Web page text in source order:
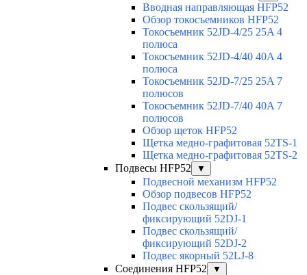
Вводная направляющая HFP52
Обзор токосъемников HFP52
Токосъемник 52JD-4/25 25A 4
полюса
Токосъемник 52JD-4/40 40A 4
полюса
Токосъемник 52JD-7/25 25A 7
полюсов
Токосъемник 52JD-7/40 40A 7
полюсов
Обзор щеток HFP52
Щетка медно-графитовая 52TS-1
Щетка медно-графитовая 52TS-2
Подвесы HFP52
▼
Подвесной механизм HFP52
Обзор подвесов HFP52
Подвес скользящий/
фиксирующий 52DJ-1
Подвес скользящий/
фиксирующий 52DJ-2
Подвес якорный 52LJ-8
Соединения HFP52
▼